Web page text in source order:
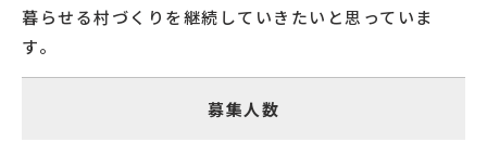
暮らせる村づくりを継続していきたいと思っていま
す。
募集人数